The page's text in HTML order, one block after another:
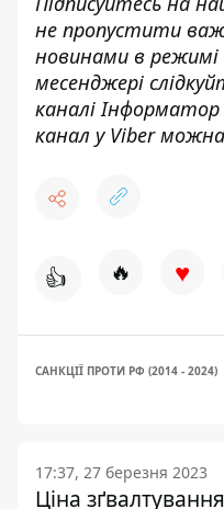
не пропустити
новинами в
месенджері
каналіІнформатор
канал у Viber можна
👍 🔥 ♥
САНКЦІЇ ПРОТИ РФ (2014 - 2024)
17:37, 27 березня 2023
Ціна